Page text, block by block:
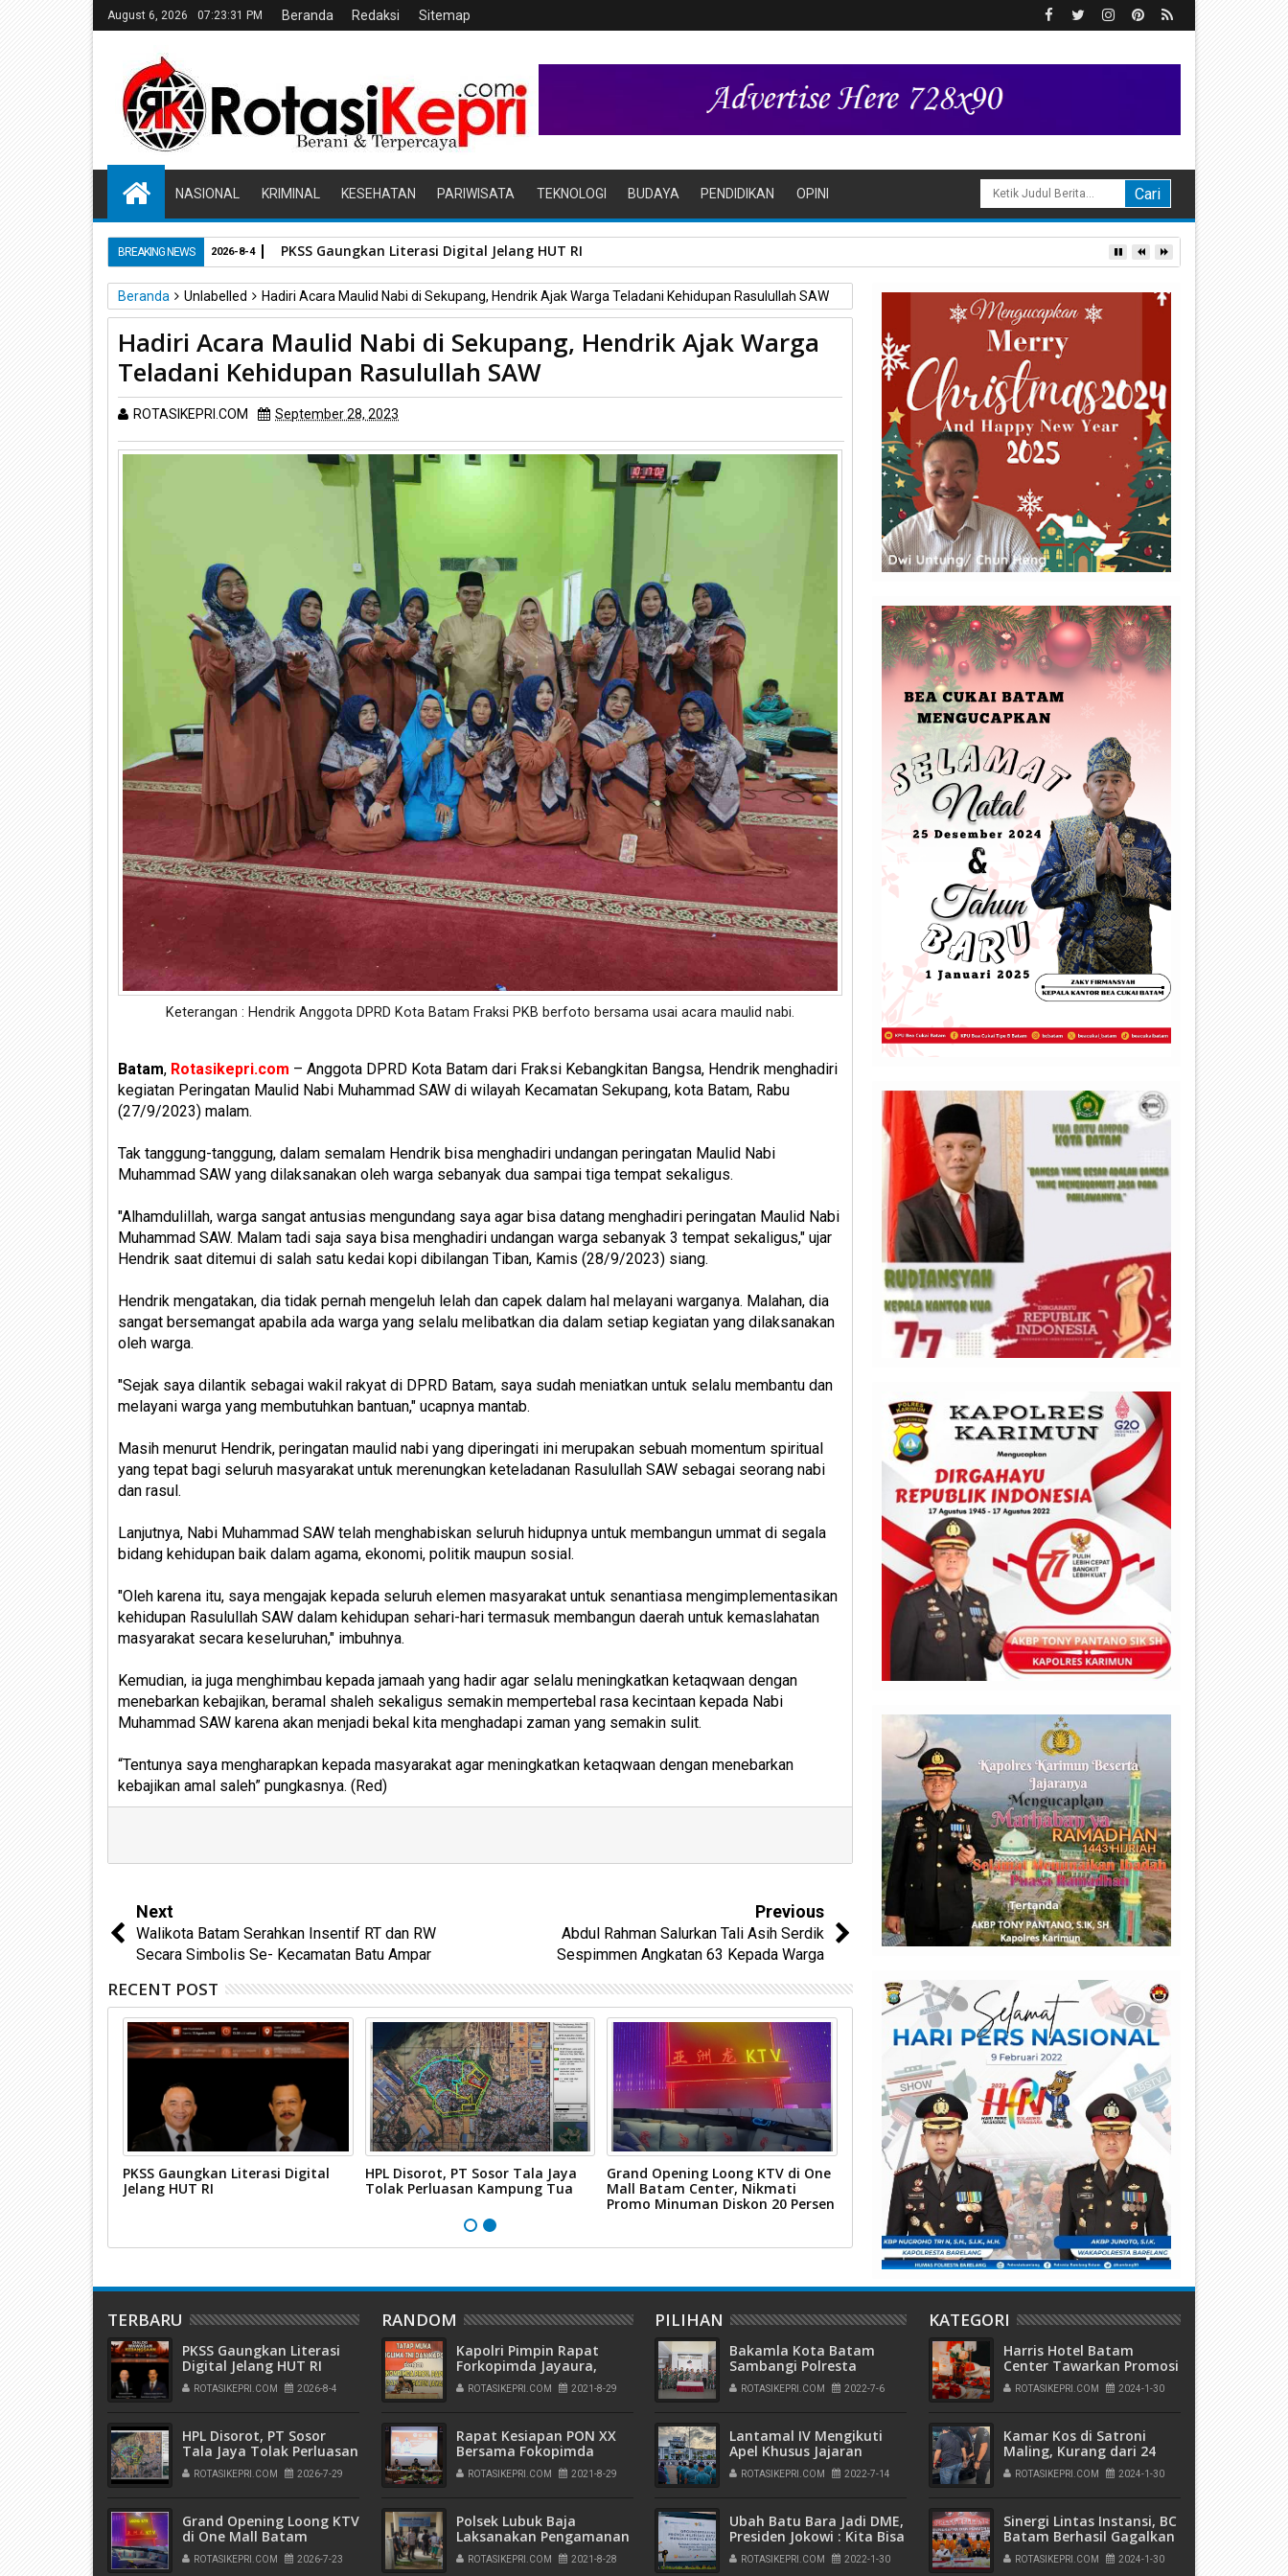
August 6, 2026 07:23:31 PM Beranda Redaksi Sitemap
NASIONAL KRIMINAL KESEHATAN PARIWISATA TEKNOLOGI BUDAYA PENDIDIKAN OPINI
BREAKING NEWS PKSS Gaungkan Literasi Digital Jelang HUT RI
2026-8-4
Beranda Unlabelled Hadiri Acara Maulid Nabi di Sekupang, Hendrik Ajak Warga Teladani Kehidupan Rasulullah SAW
Hadiri Acara Maulid Nabi di Sekupang, Hendrik Ajak Warga
Teladani Kehidupan Rasulullah SAW
ROTASIKEPRI.COM September 28, 2023
Keterangan : Hendrik Anggota DPRD Kota Batam Fraksi PKB berfoto bersama usai acara maulid nabi.
Batam, Rotasikepri.com – Anggota DPRD Kota Batam dari Fraksi Kebangkitan Bangsa, Hendrik menghadiri
kegiatan Peringatan Maulid Nabi Muhammad SAW di wilayah Kecamatan Sekupang, kota Batam, Rabu
(27/9/2023) malam.
Tak tanggung-tanggung, dalam semalam Hendrik bisa menghadiri undangan peringatan Maulid Nabi
Muhammad SAW yang dilaksanakan oleh warga sebanyak dua sampai tiga tempat sekaligus.
"Alhamdulillah, warga sangat antusias mengundang saya agar bisa datang menghadiri peringatan Maulid Nabi
Muhammad SAW. Malam tadi saja saya bisa menghadiri undangan warga sebanyak 3 tempat sekaligus," ujar
Hendrik saat ditemui di salah satu kedai kopi dibilangan Tiban, Kamis (28/9/2023) siang.
Hendrik mengatakan, dia tidak pernah mengeluh lelah dan capek dalam hal melayani warganya. Malahan, dia
sangat bersemangat apabila ada warga yang selalu melibatkan dia dalam setiap kegiatan yang dilaksanakan
oleh warga.
"Sejak saya dilantik sebagai wakil rakyat di DPRD Batam, saya sudah meniatkan untuk selalu membantu dan
melayani warga yang membutuhkan bantuan," ucapnya mantab.
Masih menurut Hendrik, peringatan maulid nabi yang diperingati ini merupakan sebuah momentum spiritual
yang tepat bagi seluruh masyarakat untuk merenungkan keteladanan Rasulullah SAW sebagai seorang nabi
dan rasul.
Lanjutnya, Nabi Muhammad SAW telah menghabiskan seluruh hidupnya untuk membangun ummat di segala
bidang kehidupan baik dalam agama, ekonomi, politik maupun sosial.
"Oleh karena itu, saya mengajak kepada seluruh elemen masyarakat untuk senantiasa mengimplementasikan
kehidupan Rasulullah SAW dalam kehidupan sehari-hari termasuk membangun daerah untuk kemaslahatan
masyarakat secara keseluruhan," imbuhnya.
Kemudian, ia juga menghimbau kepada jamaah yang hadir agar selalu meningkatkan ketaqwaan dengan
menebarkan kebajikan, beramal shaleh sekaligus semakin mempertebal rasa kecintaan kepada Nabi
Muhammad SAW karena akan menjadi bekal kita menghadapi zaman yang semakin sulit.
“Tentunya saya mengharapkan kepada masyarakat agar meningkatkan ketaqwaan dengan menebarkan
kebajikan amal saleh” pungkasnya. (Red)
Next
Walikota Batam Serahkan Insentif RT dan RW
Secara Simbolis Se- Kecamatan Batu Ampar
Previous
Abdul Rahman Salurkan Tali Asih Serdik
Sespimmen Angkatan 63 Kepada Warga
RECENT POST
PKSS Gaungkan Literasi Digital
Jelang HUT RI
HPL Disorot, PT Sosor Tala Jaya
Tolak Perluasan Kampung Tua
Grand Opening Loong KTV di One
Mall Batam Center, Nikmati
Promo Minuman Diskon 20 Persen
Wajah Baru Hiburan Malam
Batam: Shark Club Buka 15 Juli,
Banyak Promo Gila!
Gelper Lion Square 91 di
Baja Batam Diduga “Cuci”
Lewat Rokok
TERBARU
PKSS Gaungkan Literasi
Digital Jelang HUT RI
ROTASIKEPRI.COM 2026-8-4
HPL Disorot, PT Sosor
Tala Jaya Tolak Perluasan
Kampung Tua
ROTASIKEPRI.COM 2026-7-29
Grand Opening Loong KTV
di One Mall Batam
Center, Nikmati Promo
Minuman Diskon 20
ROTASIKEPRI.COM 2026-7-23
RANDOM
Kapolri Pimpin Rapat
Forkopimda Jayaura,
Tekankan Kesiapan PON
dan Penanganan Covid -
ROTASIKEPRI.COM 2021-8-29
Rapat Kesiapan PON XX
Bersama Fokopimda
Mimika, Kapolri
Sampaikan, Perlu
Cegah Covid - 19
ROTASIKEPRI.COM 2021-8-29
Polsek Lubuk Baja
Laksanakan Pengamanan
Pembagian Honorarium
Petugas PPKM
ROTASIKEPRI.COM 2021-8-28
PILIHAN
Bakamla Kota Batam
Sambangi Polresta
Barelang, Rayakan
Peringatan Hari
ROTASIKEPRI.COM 2022-7-6
Lantamal IV Mengikuti
Apel Khusus Jajaran
Armada I yang Dipimpin
Langsung Oleh
ROTASIKEPRI.COM 2022-7-14
Ubah Batu Bara Jadi DME,
Presiden Jokowi : Kita Bisa
Tekan Impor Elpiji dan
Buka Lapangan Kerja
ROTASIKEPRI.COM 2022-1-30
KATEGORI
Harris Hotel Batam
Center Tawarkan Promosi
Makan Malam di Hari
Valentine dan Imlek
ROTASIKEPRI.COM 2024-1-30
Kamar Kos di Satroni
Maling, Kurang dari 24
Jam Pelaku Berhasil di
Ringkus Reskrim Polsek
ROTASIKEPRI.COM 2024-1-30
Sinergi Lintas Instansi, BC
Batam Berhasil Gagalkan
Penyelundupan Sabu-
Sabu
ROTASIKEPRI.COM 2024-1-30